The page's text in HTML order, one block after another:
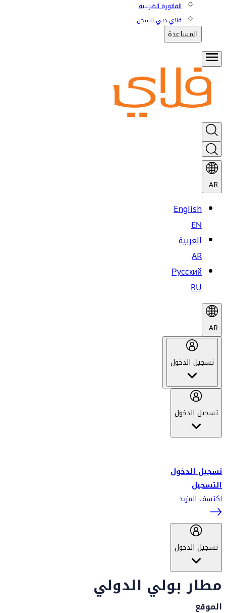
الفاتورة الضريبية
فلاي دبي للشحن
المساعدة
AR
English
EN
العربية
AR
Русский
RU
AR
تسجيل الدخول
تسجيل الدخول
تسجيل الدخول
التسجيل
اكتشف المزيد
تسجيل الدخول
مطار بولي الدولي
الموقع